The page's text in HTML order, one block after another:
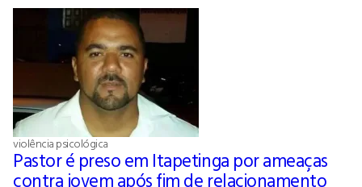
violência psicológica
Pastor é preso em Itapetinga por ameaças
contra jovem após fim de relacionamento